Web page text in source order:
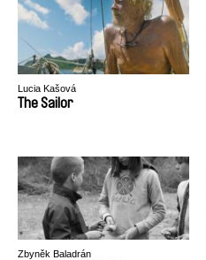
Lucia Kašová
The Sailor
Zbyněk Baladrán